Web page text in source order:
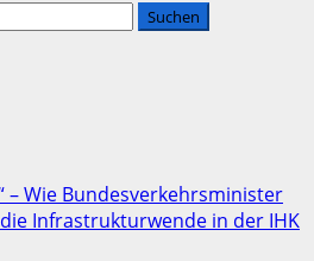
– Wie Bundesverkehrsminister
Infrastrukturwende in der IHK